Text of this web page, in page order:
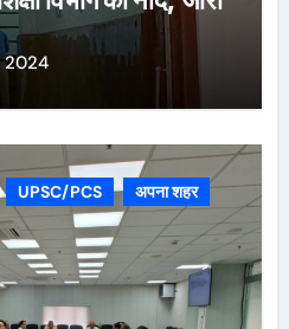
2024
UPSC/PCS
अपना शहर